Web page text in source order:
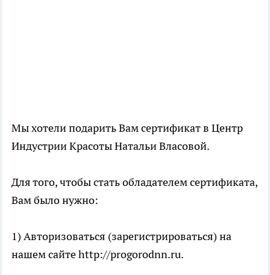
Мы хотели подарить Вам сертификат в Центр
Индустрии Красоты Натальи Власовой.
Для того, чтобы стать обладателем сертификата,
Вам было нужно:
1) Авторизоваться (зарегистрироваться) на
нашем сайте http://progorodnn.ru.